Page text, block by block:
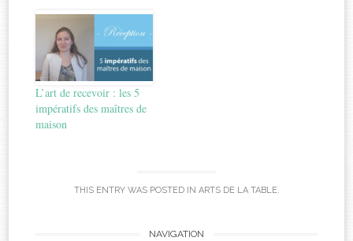
L’art de recevoir : les 5
impératifs des maîtres de
maison
THIS ENTRY WAS POSTED IN ARTS DE LA TABLE.
NAVIGATION